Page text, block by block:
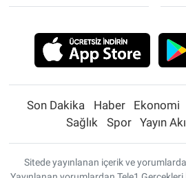
Son Dakika Haber Ekonomi
Sağlık
Spor Yayın
Sitede yayınlanan içerik ve